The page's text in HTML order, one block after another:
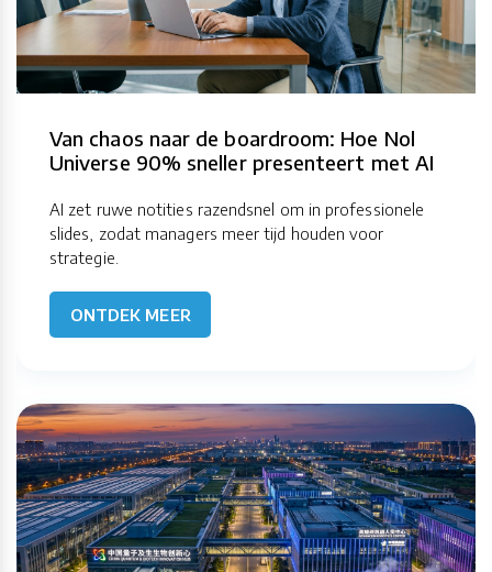
Van chaos naar de boardroom: Hoe Nol
Universe 90% sneller presenteert met AI
AI zet ruwe notities razendsnel om in professionele
slides, zodat managers meer tijd houden voor
strategie.
ONTDEK MEER